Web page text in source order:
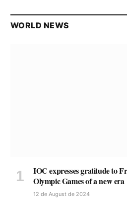
WORLD NEWS
IOC expresses gratitude to
Olympic Games of a new era
12 de August de 2024